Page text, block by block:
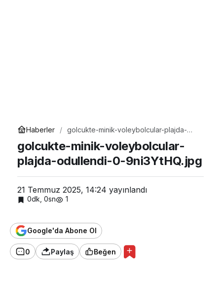
Haberler
golcukte-minik-voleybolcular-plajda-
golcukte-minik-voleybolcular-
plajda-odullendi-0-9ni3YtHQ.jpg
21 Temmuz 2025, 14:24 yayınlandı
0dk, 0sn 1
Google'da Abone Ol
0 Paylaş Beğen